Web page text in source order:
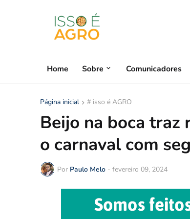
Home Sobre Comunicadores
Página inicial # isso é AGRO
Beijo na boca traz
o carnaval com
Por Paulo Melo - fevereiro 09, 2024